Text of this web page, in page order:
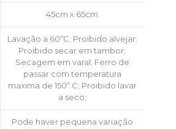
45cm x 65cm
Lavação a 60ºC; Proibido alvejar;
Proibido secar em tambor;
Secagem em varal; Ferro de
passar com temperatura
maxima de 150º C; Proibido lavar
a seco;
Pode haver pequena variação